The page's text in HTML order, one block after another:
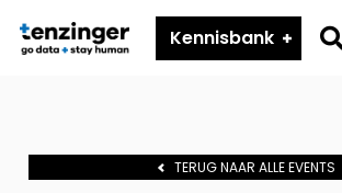
Tenzinger
Kennisbank
Go
TERUG NAAR ALLE EVENTS